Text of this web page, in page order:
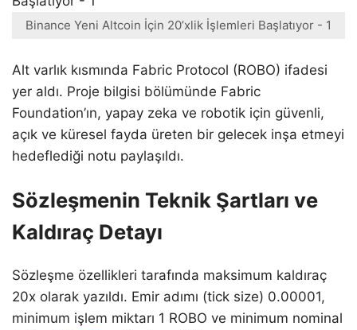
Binance Yeni Altcoin İçin 20’xlik İşlemleri Başlatıyor - 1
Alt varlık kısmında Fabric Protocol (ROBO) ifadesi
yer aldı. Proje bilgisi bölümünde Fabric
Foundation’ın, yapay zeka ve robotik için güvenli,
açık ve küresel fayda üreten bir gelecek inşa etmeyi
hedeflediği notu paylaşıldı.
Sözleşmenin Teknik Şartları ve
Kaldıraç Detayı
Sözleşme özellikleri tarafında maksimum kaldıraç
20x olarak yazıldı. Emir adımı (tick size) 0.00001,
minimum işlem miktarı 1 ROBO ve minimum nominal